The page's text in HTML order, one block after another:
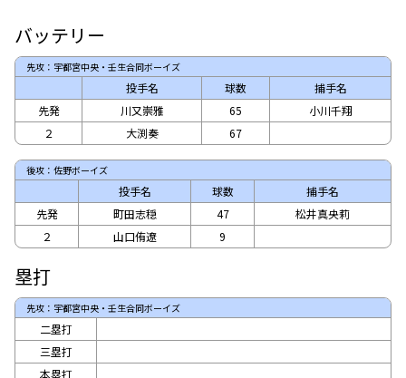
バッテリー
先攻：宇都宮中央・壬生合同ボーイズ
投手名 球数
捕手名
先発
川又崇雅 65
小川千翔
２
大渕奏 67
後攻：佐野ボーイズ
投手名 球数
捕手名
先発
町田志穏 47
松井真央莉
２
山口侑遼 9
塁打
先攻：宇都宮中央・壬生合同ボーイズ
二塁打
三塁打
本塁打